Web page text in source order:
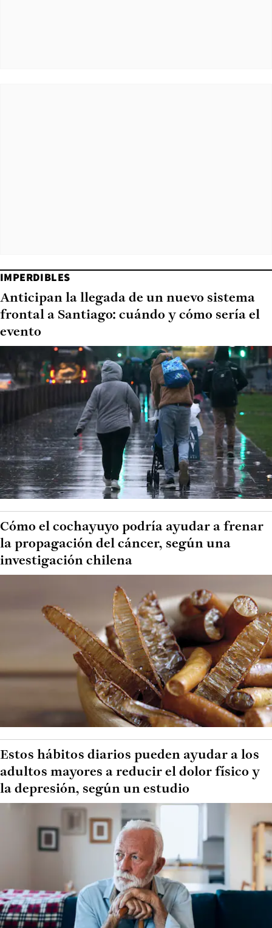
IMPERDIBLES
Anticipan la llegada de un nuevo sistema
frontal a Santiago: cuándo y cómo sería el
evento
Cómo el cochayuyo podría ayudar a frenar
la propagación del cáncer, según una
investigación chilena
Estos hábitos diarios pueden ayudar a los
adultos mayores a reducir el dolor físico y
la depresión, según un estudio